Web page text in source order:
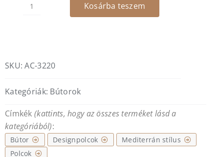
Línea
Kosárba teszem
SKU:AC-3220
Kategóriák: Bútorok
Címkék (kattints, hogy az összes terméket lásd a
kategóriából):
Bútor Designpolcok
Mediterrán stílus
Polcok